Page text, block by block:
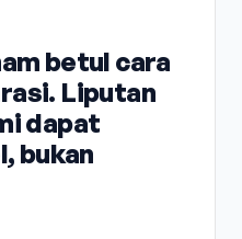
betul cara
Liputan
dapat
bukan